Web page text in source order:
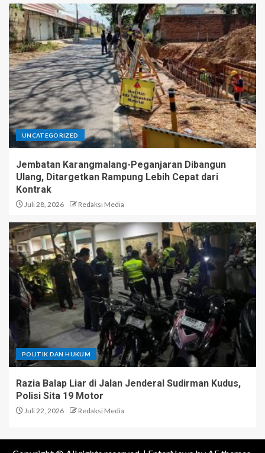
UNCATEGORIZED
Jembatan Karangmalang-Peganjaran Dibangun
Ulang, Ditargetkan Rampung Lebih Cepat dari
Kontrak
Juli 28, 2026 Redaksi Media
POLITIK DAN HUKUM
Razia Balap Liar di Jalan Jenderal Sudirman Kudus,
Polisi Sita 19 Motor
Juli 22, 2026 Redaksi Media